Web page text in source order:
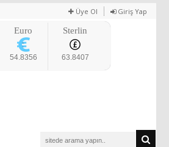
Üye Ol Giriş Yap
Euro
54.8356
Sterlin
63.8407